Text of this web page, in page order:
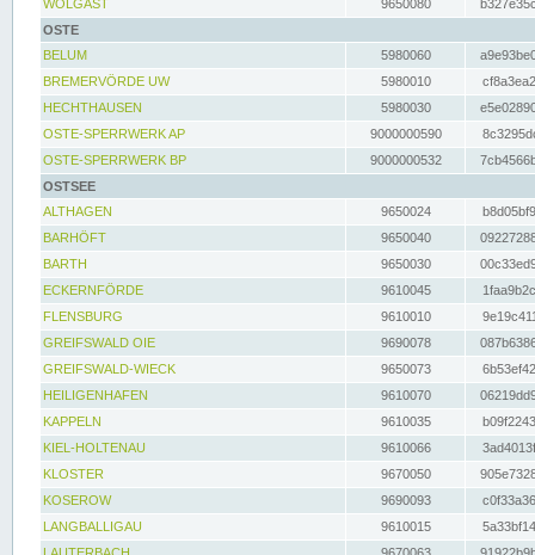
WOLGAST
9650080
OSTE
BELUM
5980060
BREMERVÖRDE UW
5980010
HECHTHAUSEN
5980030
OSTE-SPERRWERK AP
9000000590
OSTE-SPERRWERK BP
9000000532
OSTSEE
ALTHAGEN
9650024
BARHÖFT
9650040
BARTH
9650030
ECKERNFÖRDE
9610045
FLENSBURG
9610010
GREIFSWALD OIE
9690078
GREIFSWALD-WIECK
9650073
HEILIGENHAFEN
9610070
KAPPELN
9610035
KIEL-HOLTENAU
9610066
KLOSTER
9670050
KOSEROW
9690093
LANGBALLIGAU
9610015